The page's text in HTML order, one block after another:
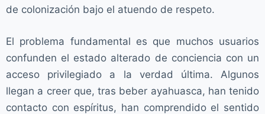
de colonización bajo el atuendo de respeto.
El problema fundamental es que muchos usuarios
confunden el estado alterado de conciencia con un
acceso privilegiado a la verdad última. Algunos
llegan a creer que, tras beber ayahuasca, han tenido
contacto con espíritus, han comprendido el sentido